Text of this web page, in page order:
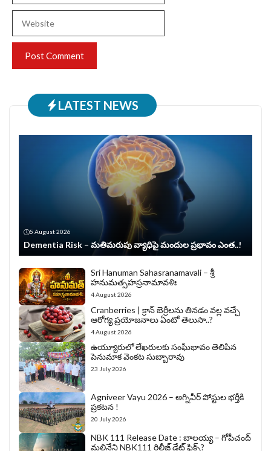
LATEST NEWS
5 August 2026
Dementia Risk – మతిమరుపు వ్యాధిపై మందుల ప్రభావం ఎంత..!
Sri Hanuman Sahasranamavali – శ్రీ
హనుమత్సహస్రనామావళిః
4 August 2026
Cranberries | క్రాన్ బెర్రీల‌ను తిన‌డం వ‌ల్ల వచ్చే
ఆరోగ్య ప్రయోజనాలు ఏంటో తెలుసా..?
4 August 2026
ఉయ్యూరులో లేఖరులకు సంఘీభావం తెలిపిన
పెనుమాక వెంకట సుబ్బారావు
23 July 2026
Agniveer Vayu 2026 – అగ్నివీర్‌ పోస్టుల భర్తీకి
ప్రకటన !
20 July 2026
NBK 111 Release Date : బాలయ్య – గోపీచంద్
మలినేని NBK111 రిలీజ్ డేట్ ఫిక్స్?